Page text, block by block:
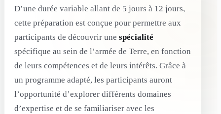
D’une durée variable allant de 5 jours à 12 jours,
cette préparation est conçue pour permettre aux
participants de découvrir une spécialité
spécifique au sein de l’armée de Terre, en fonction
de leurs compétences et de leurs intérêts. Grâce à
un programme adapté, les participants auront
l’opportunité d’explorer différents domaines
d’expertise et de se familiariser avec les